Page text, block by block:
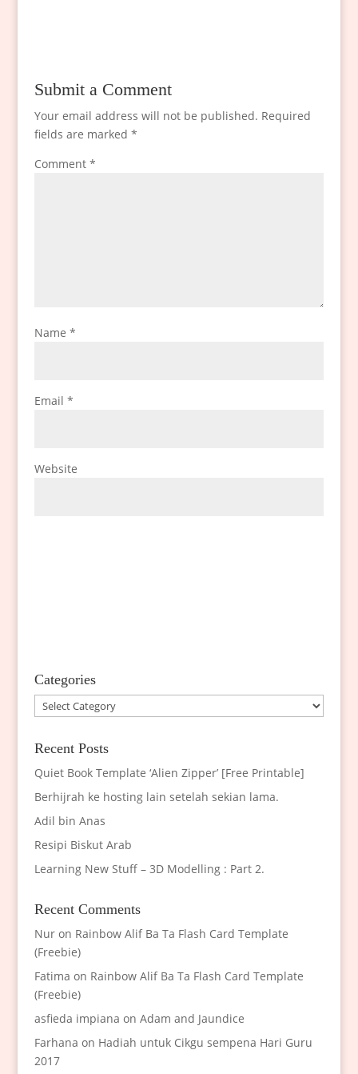
Submit a Comment
Your email address will not be published. Required
fields are marked *
Comment *
Name *
Email *
Website
Categories
Categories
Recent Posts
Quiet Book Template ‘Alien Zipper’ [Free Printable]
Berhijrah ke hosting lain setelah sekian lama.
Adil bin Anas
Resipi Biskut Arab
Learning New Stuff – 3D Modelling : Part 2.
Recent Comments
Nuron Rainbow Alif Ba Ta Flash Card Template
(Freebie)
Fatima on Rainbow Alif Ba Ta Flash Card Template
(Freebie)
asfieda impiana on Adam and Jaundice
Farhana on Hadiah untuk Cikgu sempena Hari Guru
2017